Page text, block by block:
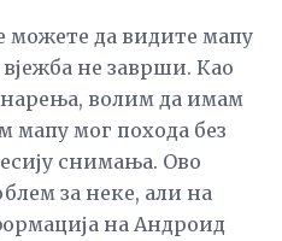
можете да видите мапу
не заврши. Као
волим да имам
мапу мог похода без
снимања. Ово
за неке, али на
на Андроид